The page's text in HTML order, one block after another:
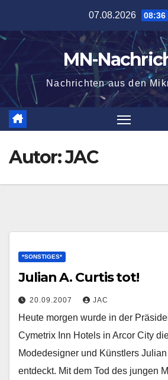
springen
07.08.2026 08:36
MN-
Nachrichten aus den
Autor:JAC
*SONSTIGES*
Julian A. Curtis tot!
20.09.2007 JAC
Heute morgen wurde in der
Cymetrix Inn Hotels in Arcor City
Modedesigner und Künstlers
entdeckt. Mit dem Tod des jungen